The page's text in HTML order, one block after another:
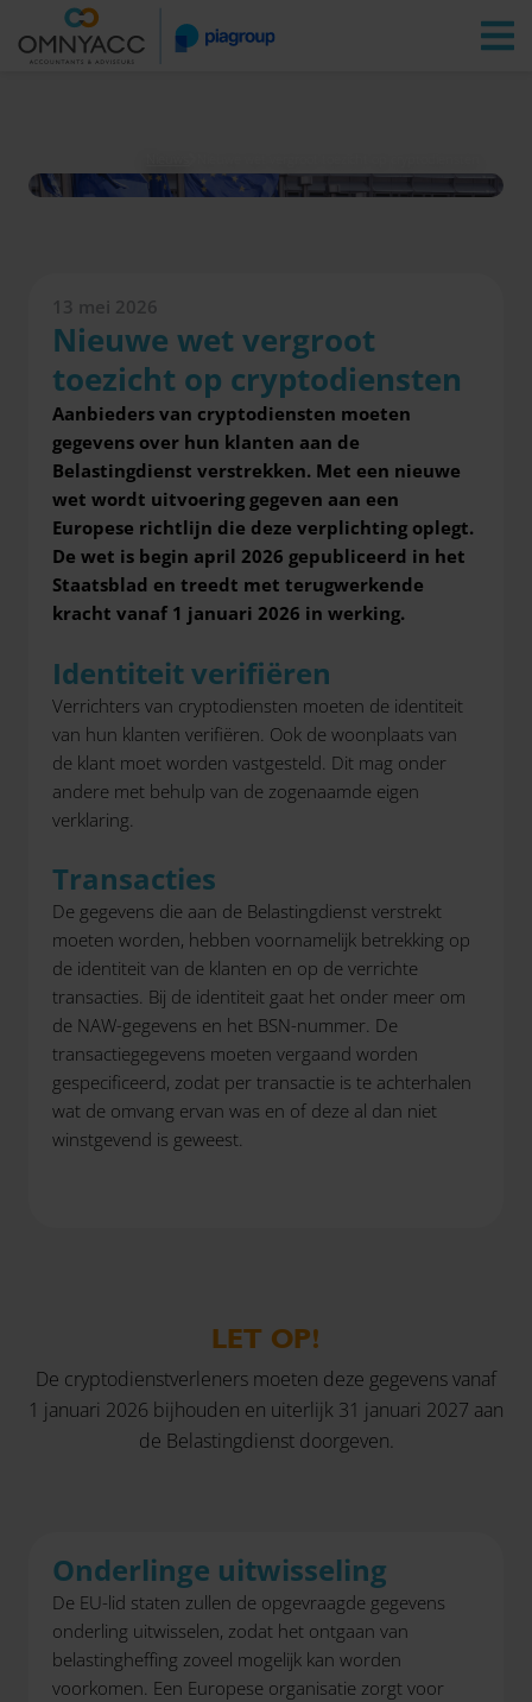
Vestigingen Zoeken
13 mei 2026
Nieuwe wet vergroot
toezicht op cryptodiensten
Aanbieders van cryptodiensten moeten
gegevens over hun klanten aan de
Belastingdienst verstrekken. Met een nieuwe
wet wordt uitvoering gegeven aan een
Europese richtlijn die deze verplichting oplegt.
De wet is begin april 2026 gepubliceerd in het
Staatsblad en treedt met terugwerkende
kracht vanaf 1 januari 2026 in werking.
Identiteit verifiëren
Verrichters van cryptodiensten moeten de identiteit
van hun klanten verifiëren. Ook de woonplaats van
de klant moet worden vastgesteld. Dit mag onder
andere met behulp van de zogenaamde eigen
verklaring.
Transacties
De gegevens die aan de Belastingdienst verstrekt
moeten worden, hebben voornamelijk betrekking op
de identiteit van de klanten en op de verrichte
transacties. Bij de identiteit gaat het onder meer om
de NAW-gegevens en het BSN-nummer. De
transactiegegevens moeten vergaand worden
gespecificeerd, zodat per transactie is te achterhalen
wat de omvang ervan was en of deze al dan niet
winstgevend is geweest.
LET OP!
De cryptodienstverleners moeten deze gegevens vanaf
1 januari 2026 bijhouden en uiterlijk 31 januari 2027 aan
de Belastingdienst doorgeven.
Onderlinge uitwisseling
De EU-lid staten zullen de opgevraagde gegevens
onderling uitwisselen, zodat het ontgaan van
belastingheffing zoveel mogelijk kan worden
voorkomen. Een Europese organisatie zorgt voor